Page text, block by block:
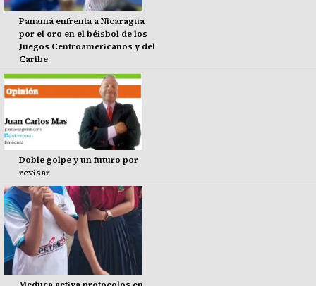
Panamá enfrenta a Nicaragua
por el oro en el béisbol de los
Juegos Centroamericanos y del
Caribe
Doble golpe y un futuro por
revisar